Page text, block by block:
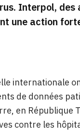
. Interpol, des
une action
internationale
de données
en République
contre les